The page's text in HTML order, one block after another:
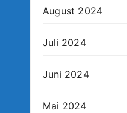
August 2024
Juli 2024
Juni 2024
Mai 2024